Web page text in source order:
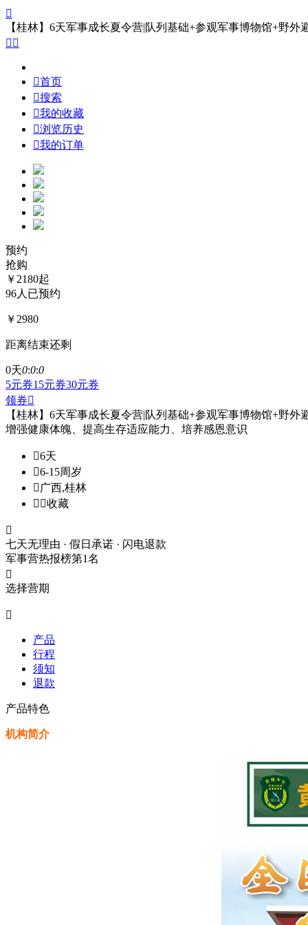

【桂林】6天军事成长夏令营|队列基础+参观军事博物馆+野外
 
首页
搜索
我的收藏
浏览历史
我的订单
预约
抢购
￥ 2180起
96人已预约
￥2980
距离结束还剩
0天0:0:0
5元券15元券30元券
领券
【桂林】6天军事成长夏令营|队列基础+参观军事博物馆+野外
增强健康体魄、提高生存适应能力、培养感恩意识
6天
6-15周岁
 广西,桂林
 收藏

七天无理由 · 假日承诺 · 闪电退款
军事营热报榜第1名

选择营期

产品
行程
须知
退款
产品特色
机构简介